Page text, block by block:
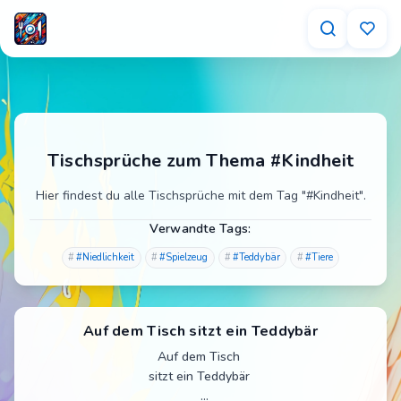
Tischsprüche zum Thema #Kindheit
Hier findest du alle Tischsprüche mit dem Tag "#Kindheit".
Verwandte Tags:
#Niedlichkeit #Spielzeug #Teddybär #Tiere
Auf dem Tisch sitzt ein Teddybär
Auf dem Tisch
sitzt ein Teddybär